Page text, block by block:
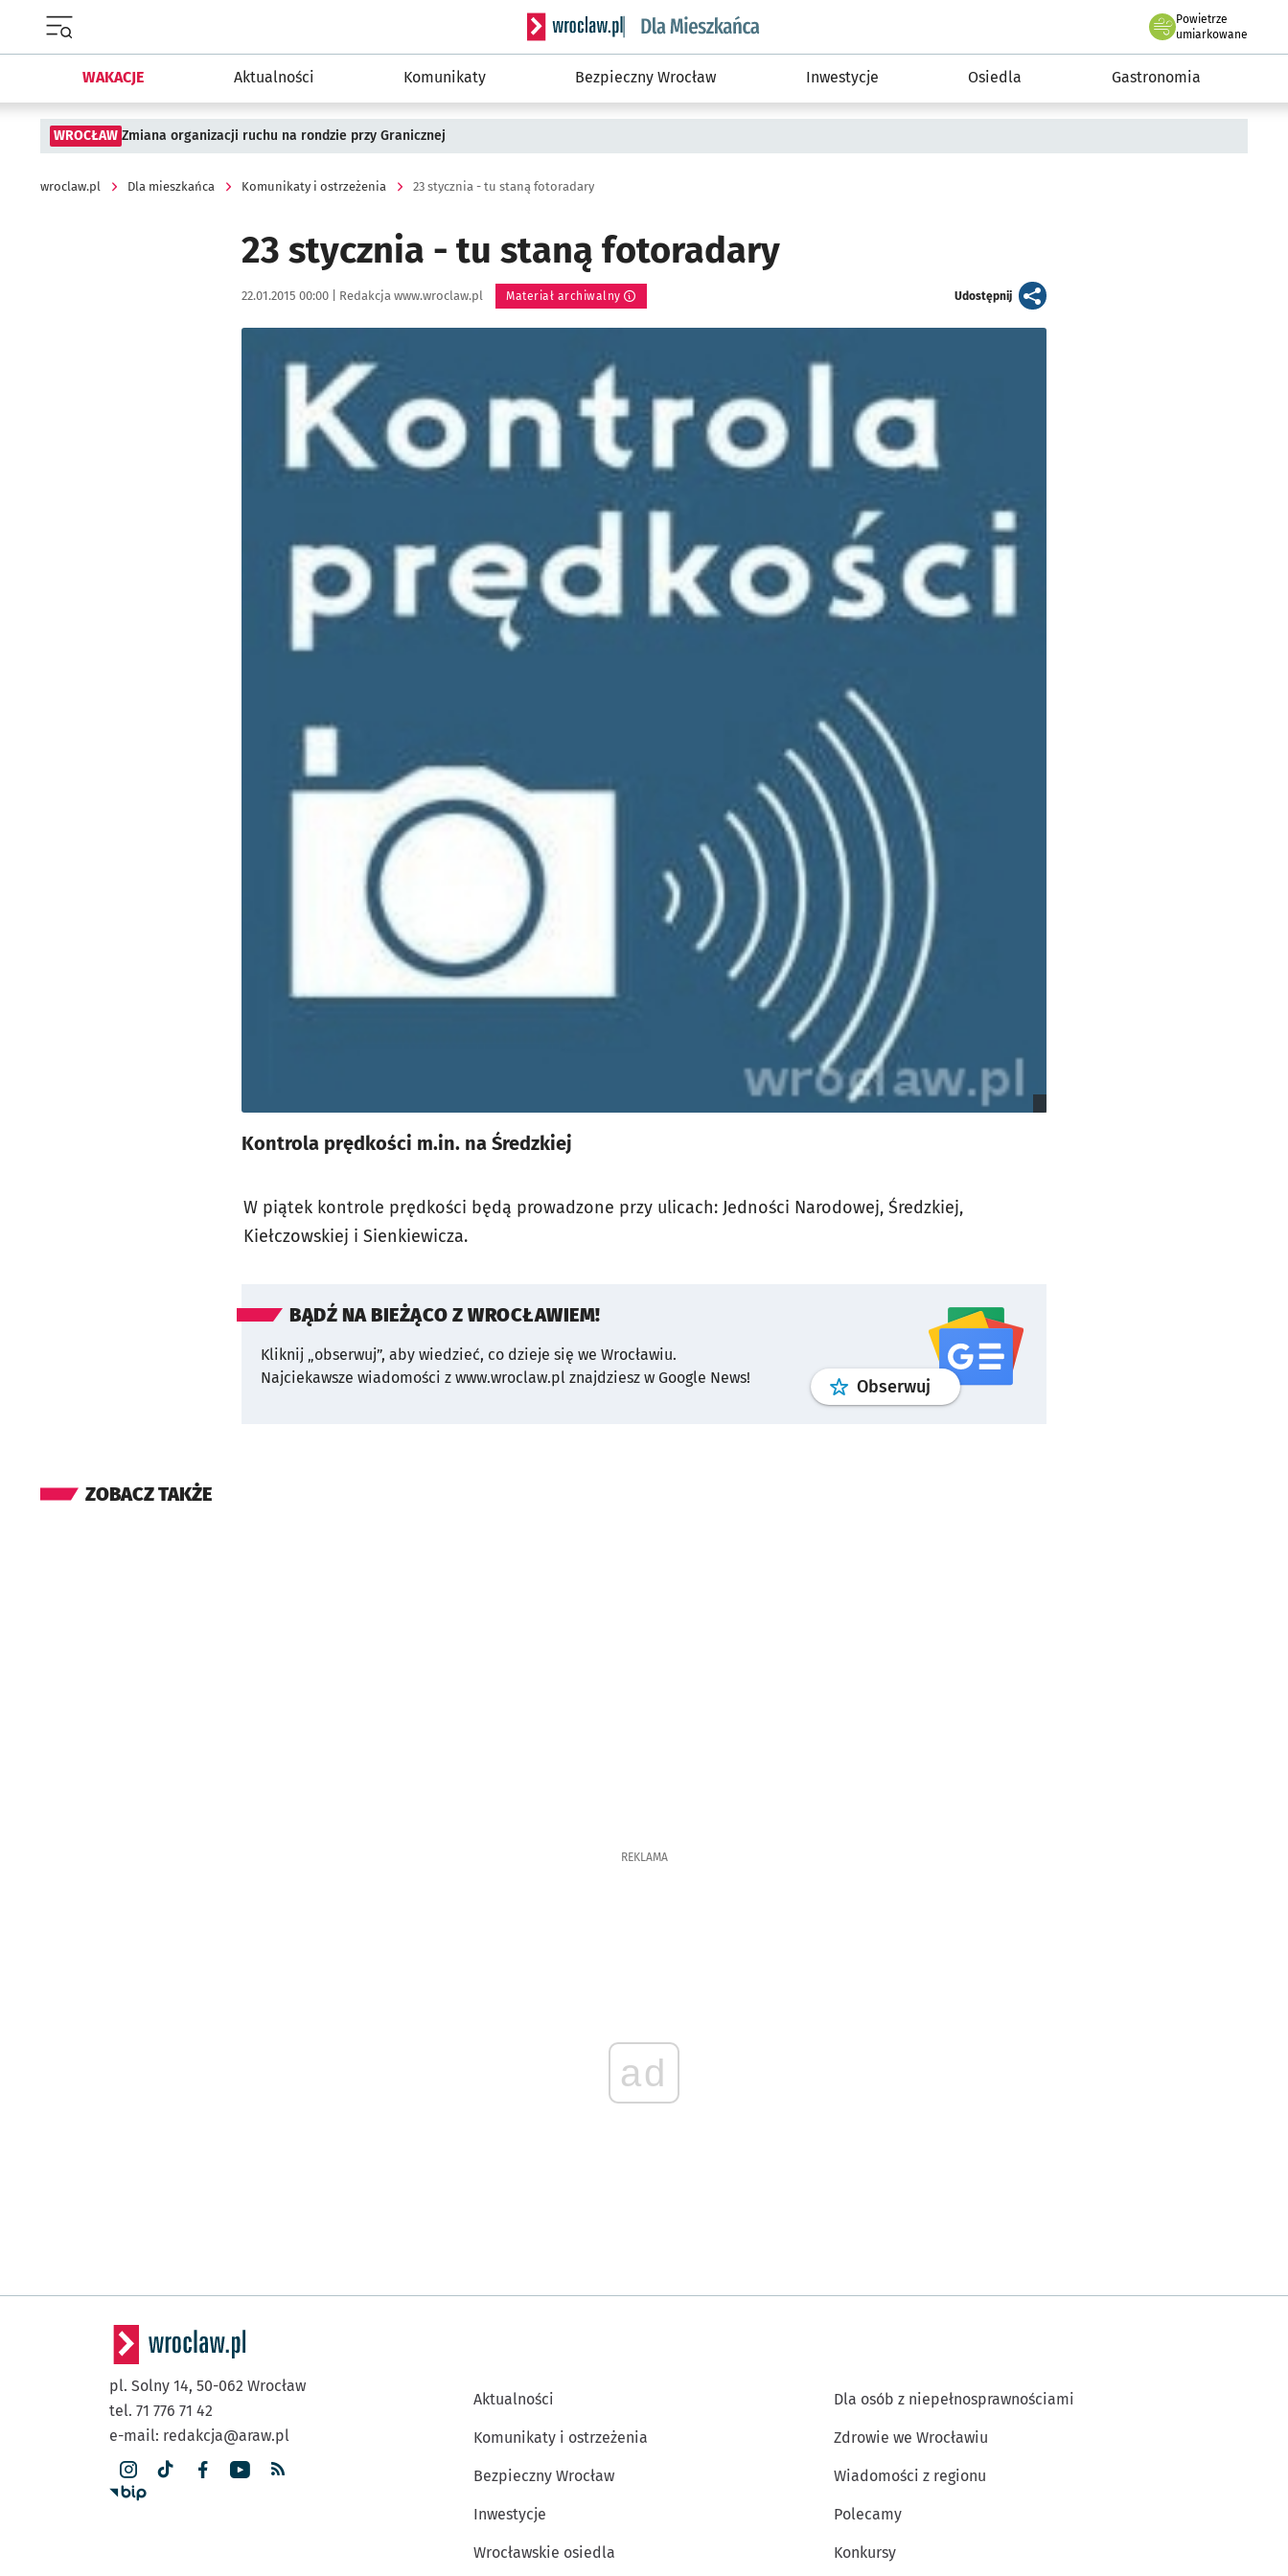
Serwis informacyjny wroclaw.pl podserwis: Dla mieszkańca
Powietrze
we Wrocławiu
umiarkowane
WAKACJE Aktualności Komunikaty Bezpieczny Wrocław Inwestycje Osiedla Gastronomia
WROCŁAW Zmiana organizacji ruchu na rondzie przy Granicznej
wroclaw.pl Dla mieszkańca Komunikaty i ostrzeżenia 23 stycznia - tu staną fotoradary
23 stycznia - tu staną fotoradary
Data publikacji:
22.01.2015 00:00 | Autor:
Redakcja www.wroclaw.pl Materiał archiwalny Udostępnijartykuł
Kontrola prędkości m.in. na Średzkiej
W piątek kontrole prędkości będą prowadzone przy ulicach: Jedności Narodowej, Średzkiej,
Kiełczowskiej i Sienkiewicza.
BĄDŹ NA BIEŻĄCO Z WROCŁAWIEM!
Kliknij „obserwuj”, aby wiedzieć, co dzieje się we Wrocławiu.
Najciekawsze wiadomości z www.wroclaw.pl znajdziesz w Google News!
Obserwuj profilgoogle news
ZOBACZ TAKŻE
REKLAMA
ad
pl. Solny 14, 50-062 Wrocław
tel. 71 776 71 42
e-mail: redakcja@araw.pl
Aktualności
Komunikaty i ostrzeżenia
Bezpieczny Wrocław
Inwestycje
Wrocławskie osiedla
Dla osób z niepełnosprawnościami
Zdrowie we Wrocławiu
Wiadomości z regionu
Polecamy
Konkursy